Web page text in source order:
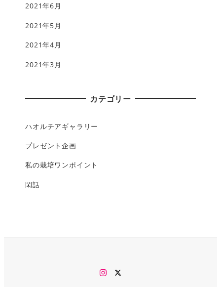
2021年6月
2021年5月
2021年4月
2021年3月
カテゴリー
ハオルチアギャラリー
プレゼント企画
私の栽培ワンポイント
閑話
Instagram